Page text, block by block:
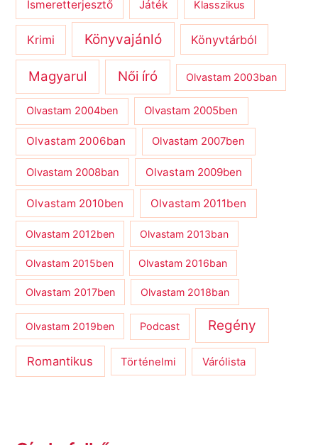
Ismeretterjesztő Játék Klasszikus
Krimi Könyvajánló Könyvtárból
Magyarul Női író Olvastam 2003ban
Olvastam 2004ben Olvastam 2005ben
Olvastam 2006ban Olvastam 2007ben
Olvastam 2008ban Olvastam 2009ben
Olvastam 2010ben Olvastam 2011ben
Olvastam 2012ben Olvastam 2013ban
Olvastam 2015ben Olvastam 2016ban
Olvastam 2017ben Olvastam 2018ban
Olvastam 2019ben Podcast Regény
Romantikus Történelmi Várólista